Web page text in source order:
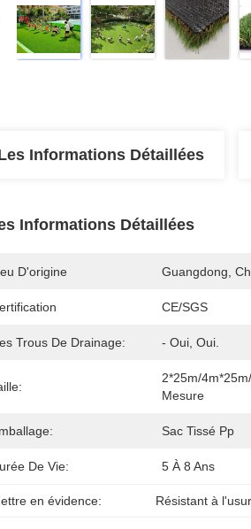
Informations Détaillées
Informations Détaillées
D'origine Guangdong,
CE/SGS
Trous De Drainage: - Oui, Oui.
2*25m/
Mesure
Sac Tissé Pp
De Vie: 5 À 8 Ans
en évidence: Résistant à